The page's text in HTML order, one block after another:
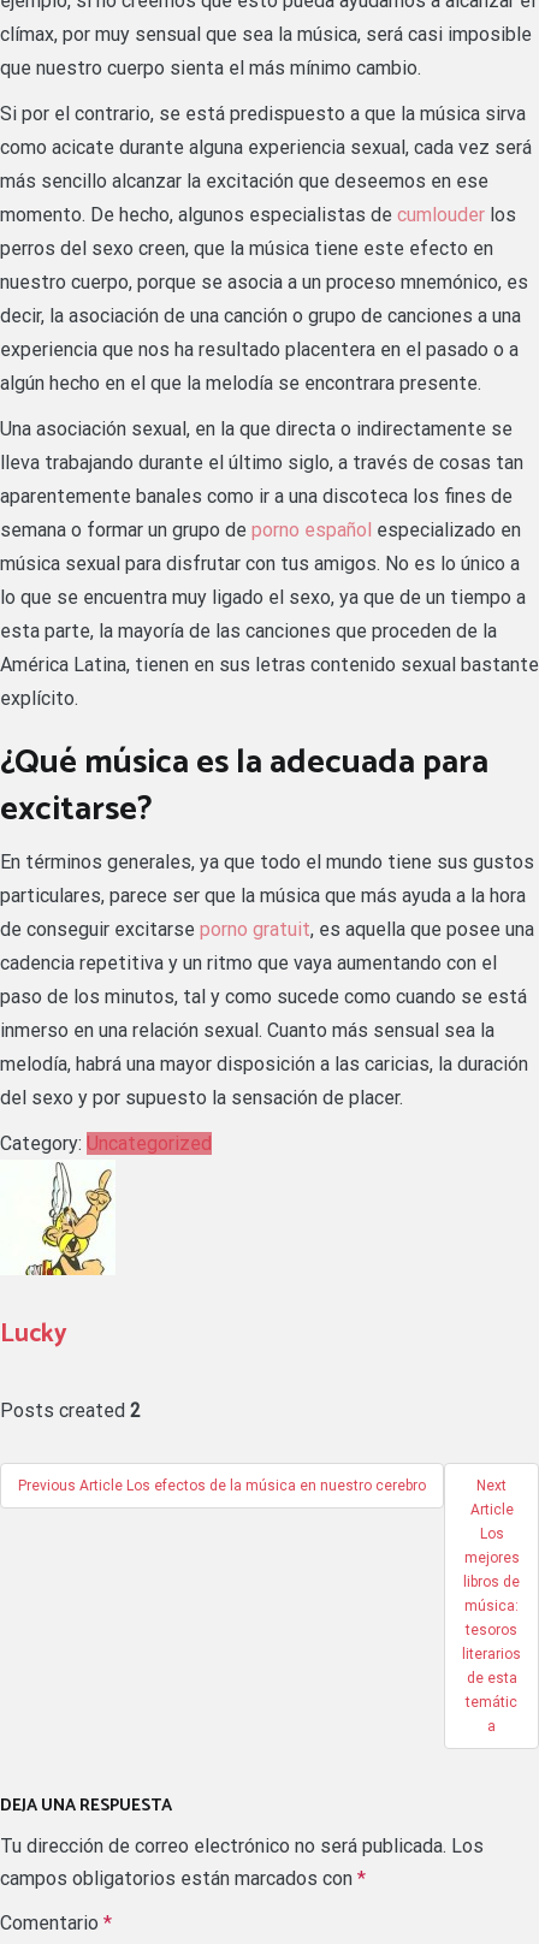
clímax, por muy sensual que sea la música, será casi imposible
que nuestro cuerpo sienta el más mínimo cambio.
Si por el contrario, se está predispuesto a que la música sirva
como acicate durante alguna experiencia sexual, cada vez será
más sencillo alcanzar la excitación que deseemos en ese
momento. De hecho, algunos especialistas de cumlouder los
perros del sexo creen, que la música tiene este efecto en
nuestro cuerpo, porque se asocia a un proceso mnemónico, es
decir, la asociación de una canción o grupo de canciones a una
experiencia que nos ha resultado placentera en el pasado o a
algún hecho en el que la melodía se encontrara presente.
Una asociación sexual, en la que directa o indirectamente se
lleva trabajando durante el último siglo, a través de cosas tan
aparentemente banales como ir a una discoteca los fines de
semana o formar un grupo de porno español especializado en
música sexual para disfrutar con tus amigos. No es lo único a
lo que se encuentra muy ligado el sexo, ya que de un tiempo a
esta parte, la mayoría de las canciones que proceden de la
América Latina, tienen en sus letras contenido sexual bastante
explícito.
¿Qué música es la adecuada para
excitarse?
En términos generales, ya que todo el mundo tiene sus gustos
particulares, parece ser que la música que más ayuda a la hora
de conseguir excitarse porno gratuit, es aquella que posee una
cadencia repetitiva y un ritmo que vaya aumentando con el
paso de los minutos, tal y como sucede como cuando se está
inmerso en una relación sexual. Cuanto más sensual sea la
melodía, habrá una mayor disposición a las caricias, la duración
del sexo y por supuesto la sensación de placer.
Category: Uncategorized
Lucky
Posts created 2
Navegación
Previous Article Los efectos de la música en nuestro cerebro
Next
Article
Los
mejores
libros de
música:
tesoros
literarios
de esta
temátic
a
DEJA UNA RESPUESTA
Tu dirección de correo electrónico no será publicada. Los
campos obligatorios están marcados con *
Comentario *